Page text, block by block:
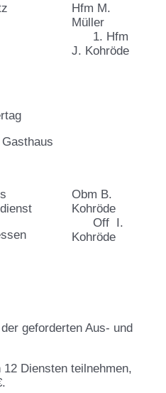
Hfm M.
Müller
1. Hfm
J. Kohröde
Obm B.
Kohröde
Off I.
Kohröde
geforderten Aus- und
Diensten teilnehmen,